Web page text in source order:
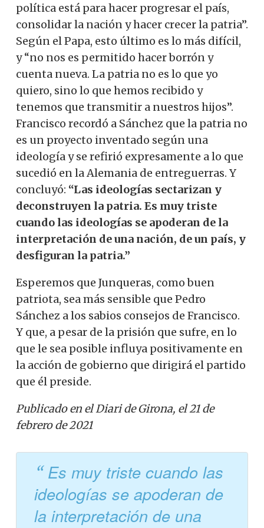
política está para hacer progresar el país,
consolidar la nación y hacer crecer la patria”.
Según el Papa, esto último es lo más difícil,
y “no nos es permitido hacer borrón y
cuenta nueva. La patria no es lo que yo
quiero, sino lo que hemos recibido y
tenemos que transmitir a nuestros hijos”.
Francisco recordó a Sánchez que la patria no
es un proyecto inventado según una
ideología y se refirió expresamente a lo que
sucedió en la Alemania de entreguerras. Y
concluyó: “Las ideologías sectarizan y
deconstruyen la patria. Es muy triste
cuando las ideologías se apoderan de la
interpretación de una nación, de un país, y
desfiguran la patria.”
Esperemos que Junqueras, como buen
patriota, sea más sensible que Pedro
Sánchez a los sabios consejos de Francisco.
Y que, a pesar de la prisión que sufre, en lo
que le sea posible influya positivamente en
la acción de gobierno que dirigirá el partido
que él preside.
Publicado en el Diari de Girona, el 21 de
febrero de 2021
Es muy triste cuando las
ideologías se apoderan de
la interpretación de una